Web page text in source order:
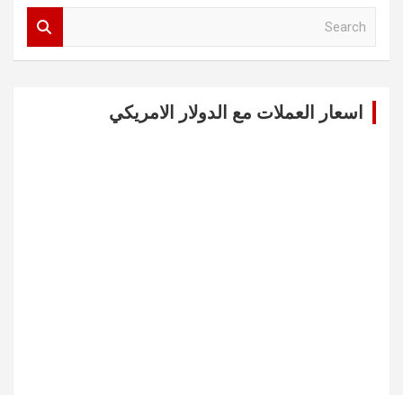
اسعار العملات مع الدولار الامريكي